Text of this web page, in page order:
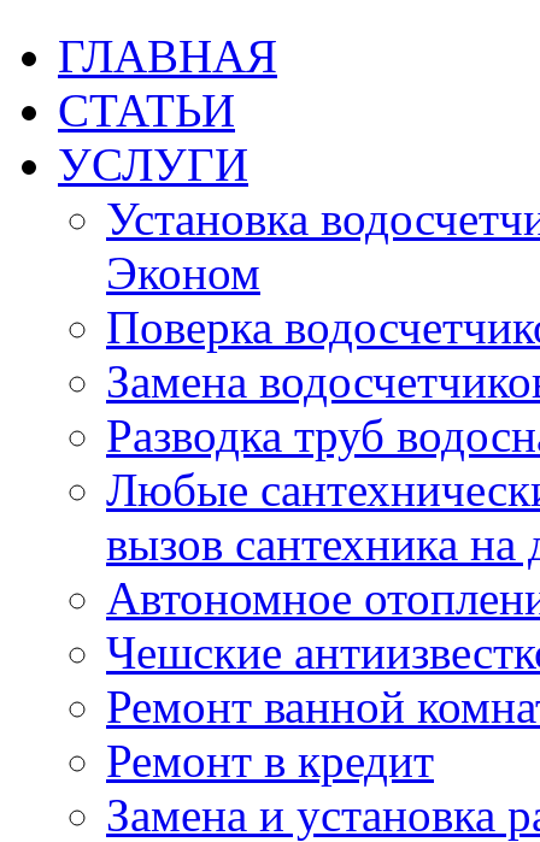
ГЛАВНАЯ
СТАТЬИ
УСЛУГИ
Установка
Эконом
Поверка
Замена
Разводка труб
Любые
вызов сантехника на
Автономное
Чешские
Ремонт ванной
Ремонт в кредит
Замена и установка